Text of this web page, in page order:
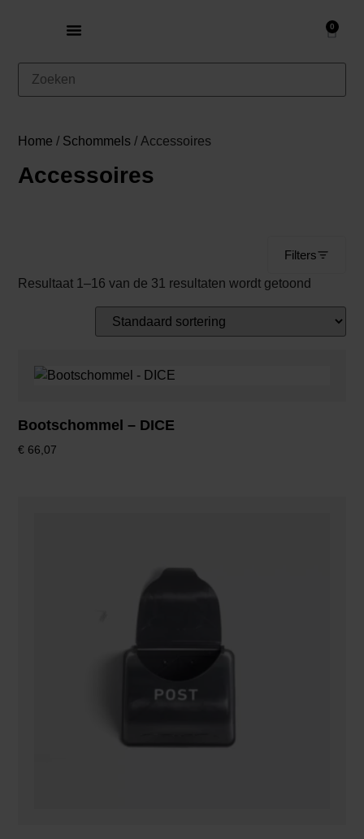
0
Home / Schommels / Accessoires
Accessoires
Filters
Resultaat 1–16 van de 31 resultaten wordt getoond
Bootschommel – DICE
€ 66,07